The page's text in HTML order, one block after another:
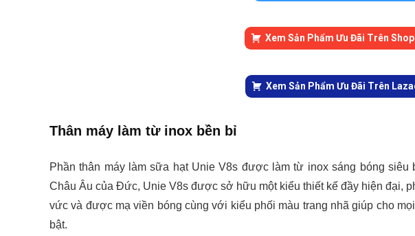
Xem Sản Phẩm Ưu Đãi Trên
Xem Sản Phẩm Ưu Đãi Trên
Thân máy làm từ inox bền bỉ
Phần thân máy làm sữa hạt Unie V8s được làm từ inox sáng bóng
Châu Âu của Đức, Unie V8s được sở hữu một kiểu thiết kế đầy hiện đại,
vức và được mạ viền bóng cùng với kiểu phối màu trang nhã giúp cho
bật.